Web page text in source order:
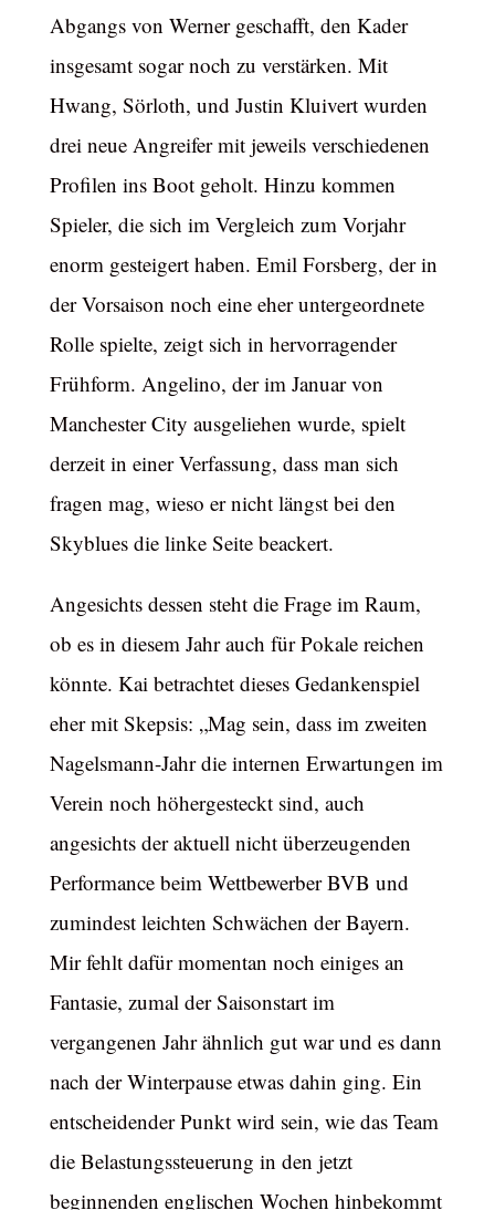
Abgangs von Werner geschafft, den Kader
insgesamt sogar noch zu verstärken. Mit
Hwang, Sörloth, und Justin Kluivert wurden
drei neue Angreifer mit jeweils verschiedenen
Profilen ins Boot geholt. Hinzu kommen
Spieler, die sich im Vergleich zum Vorjahr
enorm gesteigert haben. Emil Forsberg, der in
der Vorsaison noch eine eher untergeordnete
Rolle spielte, zeigt sich in hervorragender
Frühform. Angelino, der im Januar von
Manchester City ausgeliehen wurde, spielt
derzeit in einer Verfassung, dass man sich
fragen mag, wieso er nicht längst bei den
Skyblues die linke Seite beackert.
Angesichts dessen steht die Frage im Raum,
ob es in diesem Jahr auch für Pokale reichen
könnte. Kai betrachtet dieses Gedankenspiel
eher mit Skepsis: „Mag sein, dass im zweiten
Nagelsmann-Jahr die internen Erwartungen im
Verein noch höhergesteckt sind, auch
angesichts der aktuell nicht überzeugenden
Performance beim Wettbewerber BVB und
zumindest leichten Schwächen der Bayern.
Mir fehlt dafür momentan noch einiges an
Fantasie, zumal der Saisonstart im
vergangenen Jahr ähnlich gut war und es dann
nach der Winterpause etwas dahin ging. Ein
entscheidender Punkt wird sein, wie das Team
die Belastungssteuerung in den jetzt
beginnenden englischen Wochen hinbekommt